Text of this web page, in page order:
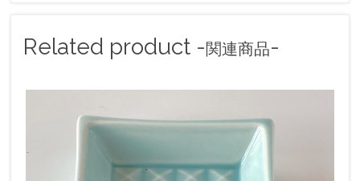
Related product -関連商品-